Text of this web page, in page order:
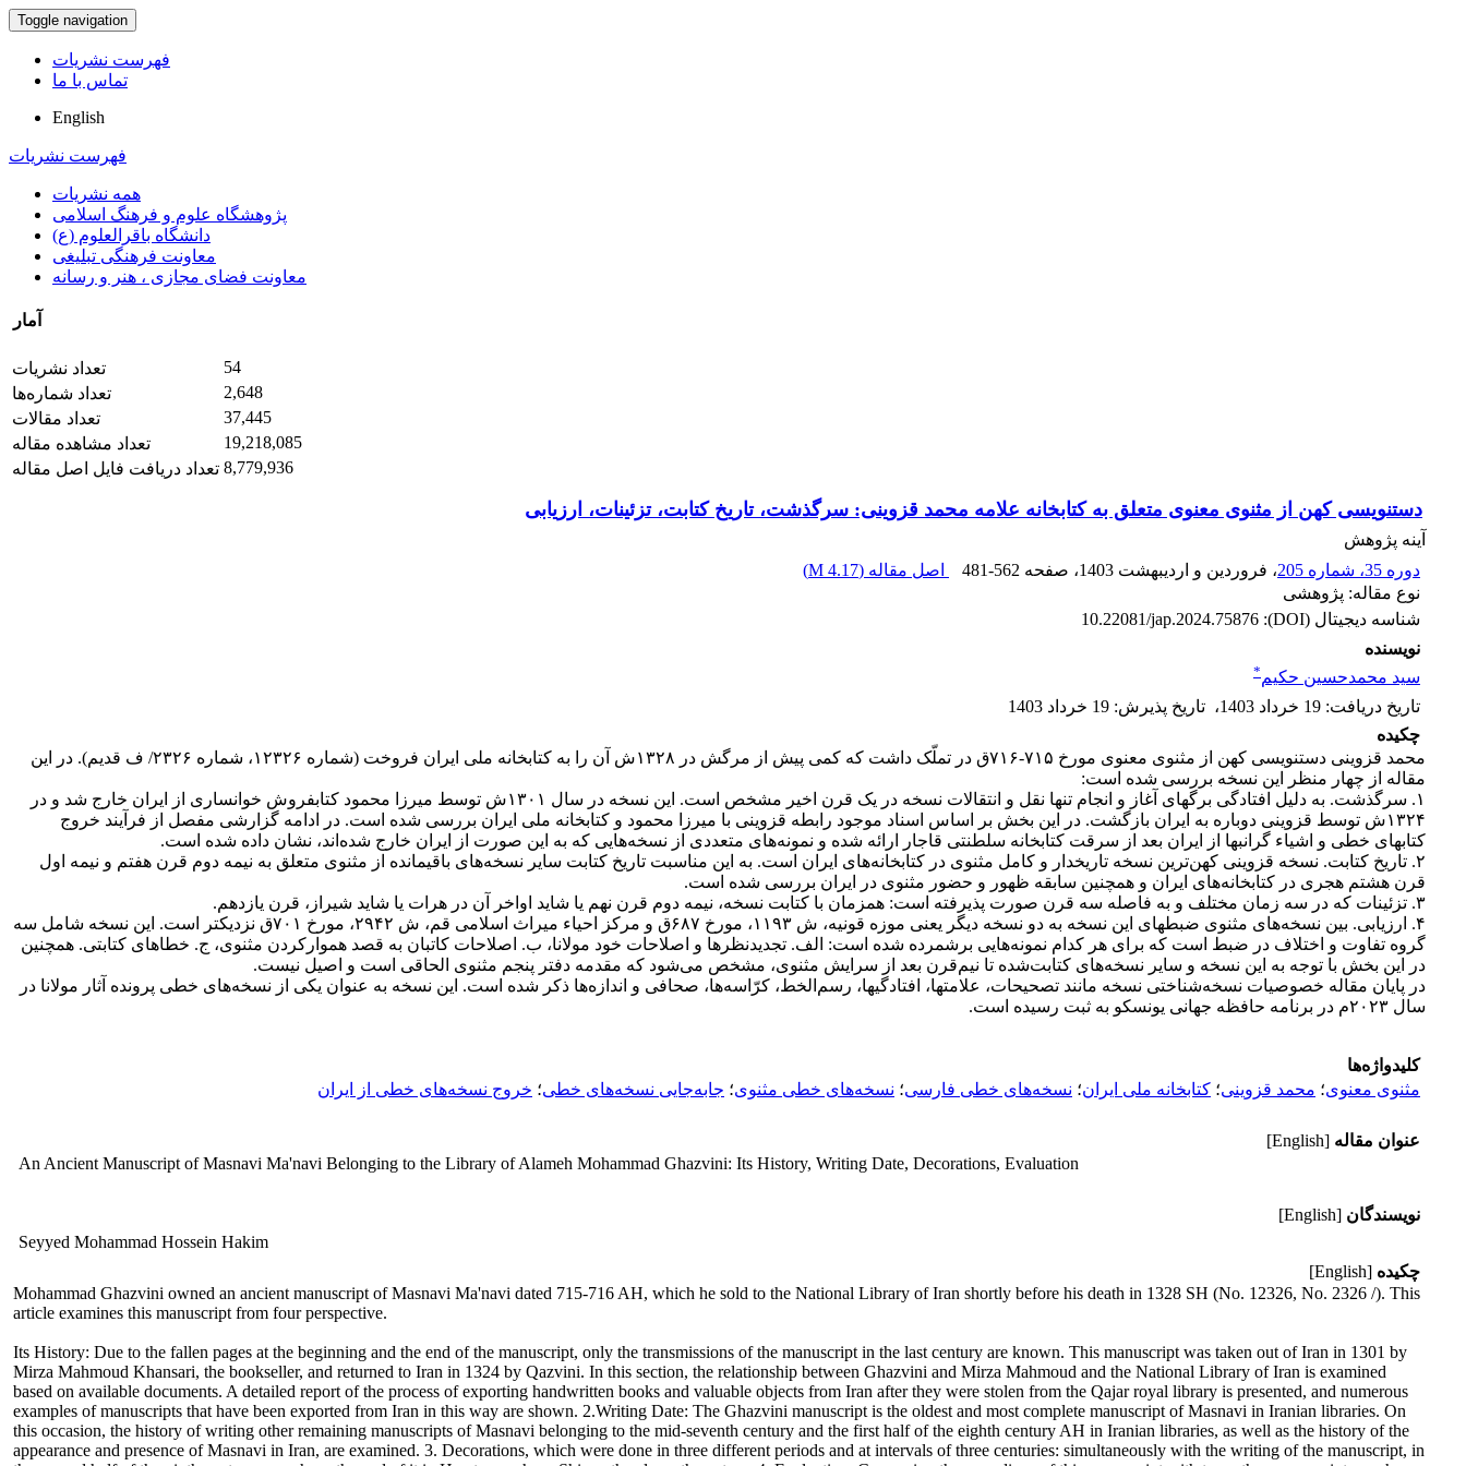
Toggle navigation
فهرست نشریات
تماس با ما
English
فهرست نشریات
همه نشریات
پژوهشگاه علوم و فرهنگ اسلامی
دانشگاه باقرالعلوم (ع)
معاونت فرهنگی تبلیغی
معاونت فضای مجازی ، هنر و رسانه
آمار
تعداد نشریات
54
تعداد شماره‌ها
2,648
تعداد مقالات
37,445
تعداد مشاهده مقاله
19,218,085
تعداد دریافت فایل اصل مقاله 8,779,936
دستنویسی کهن از مثنوی معنوی متعلق به کتابخانه علامه محمد قزوینی: سرگذشت، تاریخ کتابت، تزئینات، ارزیابی
آینه پژوهش
دوره 35، شماره 205
، فروردین و اردیبهشت 1403 ، صفحه 481-562 اصل مقاله (4.17 M
)
نوع مقاله: پژوهشی
شناسه دیجیتال (DOI):
10.22081/jap.2024.75876
نویسنده
سید محمدحسین حکیم *
تاریخ دریافت: 19 خرداد 1403 ، تاریخ پذیرش: 19 خرداد 1403
چکیده
محمد قزوینی دستنویسی کهن از مثنوی معنوی مورخ ۷۱۵-۷۱۶ق در تملّک داشت که کمی پیش از مرگش در ۱۳۲۸ش آن را به کتابخانه ملی ایران فروخت (شماره ۱۲۳۲۶، شماره ۲۳۲۶/ ف قدیم). در این
مقاله از چهار منظر این نسخه بررسی شده است:
۱. سرگذشت. به دلیل افتادگی برگهای آغاز و انجام تنها نقل و انتقالات نسخه در یک قرن اخیر مشخص است. این نسخه در سال ۱۳۰۱ش توسط میرزا محمود کتابفروش خوانساری از ایران خارج شد و در
۱۳۲۴ش توسط قزوینی دوباره به ایران بازگشت. در این بخش بر اساس اسناد موجود رابطه قزوینی با میرزا محمود و کتابخانه ملی ایران بررسی شده است. در ادامه گزارشی مفصل از فرآیند خروج
کتابهای خطی و اشیاء گرانبها از ایران بعد از سرقت کتابخانه سلطنتی قاجار ارائه شده و نمونه‌های متعددی از نسخه‌هایی که به این صورت از ایران خارج شده‌اند، نشان داده شده است.
۲. تاریخ کتابت. نسخه قزوینی کهن‌ترین نسخه تاریخدار و کامل مثنوی در کتابخانه‌های ایران است. به این مناسبت تاریخ کتابت سایر نسخه‌های باقیمانده از مثنوی متعلق به نیمه دوم قرن هفتم و نیمه اول
قرن هشتم هجری در کتابخانه‌های ایران و همچنین سابقه ظهور و حضور مثنوی در ایران بررسی شده است.
۳. تزئینات که در سه زمان مختلف و به فاصله سه قرن صورت پذیرفته‌ است: همزمان با کتابت نسخه، نیمه دوم قرن نهم یا شاید اواخر آن در هرات یا شاید شیراز، قرن یازدهم.
۴. ارزیابی. بین نسخه‌های مثنوی ضبطهای این نسخه به دو نسخه دیگر یعنی موزه قونیه، ش ۱۱۹۳، مورخ ۶۸۷ق و مرکز احیاء میراث اسلامی قم، ش ۲۹۴۲، مورخ ۷۰۱ق نزدیکتر است. این نسخه شامل سه
گروه تفاوت و اختلاف در ضبط است که برای هر کدام نمونه‌هایی برشمرده شده است: الف. تجدیدنظرها و اصلاحات خود مولانا، ب. اصلاحات کاتبان به قصد هموارکردن مثنوی، ج. خطاهای کتابتی. همچنین
در این بخش با توجه به این نسخه و سایر نسخه‌های کتابت‌شده تا نیم‌قرن بعد از سرایش مثنوی، مشخص می‌شود که مقدمه دفتر پنجم مثنوی الحاقی است و اصیل نیست.
در پایان مقاله خصوصیات نسخه‌شناختی نسخه مانند تصحیحات، علامتها، افتادگیها، رسم‌الخط، کرّاسه‌ها، صحافی و اندازه‌ها ذکر شده است. این نسخه به عنوان یکی از نسخه‌های خطی پرونده آثار مولانا در
سال ۲۰۲۳م در برنامه حافظه جهانی یونسکو به ثبت رسیده است.
کلیدواژه‌ها
مثنوی معنوی؛ محمد قزوینی؛ کتابخانه ملی ایران؛ نسخه‌های خطی فارسی؛ نسخه‌های خطی مثنوی؛ جابه‌جایی نسخه‌های خطی؛ خروج نسخه‌های خطی از ایران
عنوان مقاله [English]
An Ancient Manuscript of Masnavi Ma'navi Belonging to the Library of Alameh Mohammad Ghazvini: Its History, Writing Date, Decorations, Evaluation
نویسندگان [English]
Seyyed Mohammad Hossein Hakim
چکیده [English]
Mohammad Ghazvini owned an ancient manuscript of Masnavi Ma'navi dated 715-716 AH, which he sold to the National Library of Iran shortly before his death in 1328 SH (No. 12326, No. 2326 /). This
article examines this manuscript from four perspective.
Its History: Due to the fallen pages at the beginning and the end of the manuscript, only the transmissions of the manuscript in the last century are known. This manuscript was taken out of Iran in 1301 by
Mirza Mahmoud Khansari, the bookseller, and returned to Iran in 1324 by Qazvini. In this section, the relationship between Ghazvini and Mirza Mahmoud and the National Library of Iran is examined
based on available documents. A detailed report of the process of exporting handwritten books and valuable objects from Iran after they were stolen from the Qajar royal library is presented, and numerous
examples of manuscripts that have been exported from Iran in this way are shown. 2.Writing Date: The Ghazvini manuscript is the oldest and most complete manuscript of Masnavi in Iranian libraries. On
this occasion, the history of writing other remaining manuscripts of Masnavi belonging to the mid-seventh century and the first half of the eighth century AH in Iranian libraries, as well as the history of the
appearance and presence of Masnavi in Iran, are examined. 3. Decorations, which were done in three different periods and at intervals of three centuries: simultaneously with the writing of the manuscript, in